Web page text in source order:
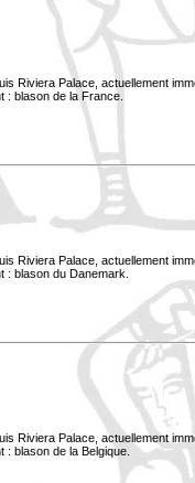
Riviera Palace, actuellement
: blason de la France.
Riviera Palace, actuellement
: blason du Danemark.
Riviera Palace, actuellement
blason de la Belgique.